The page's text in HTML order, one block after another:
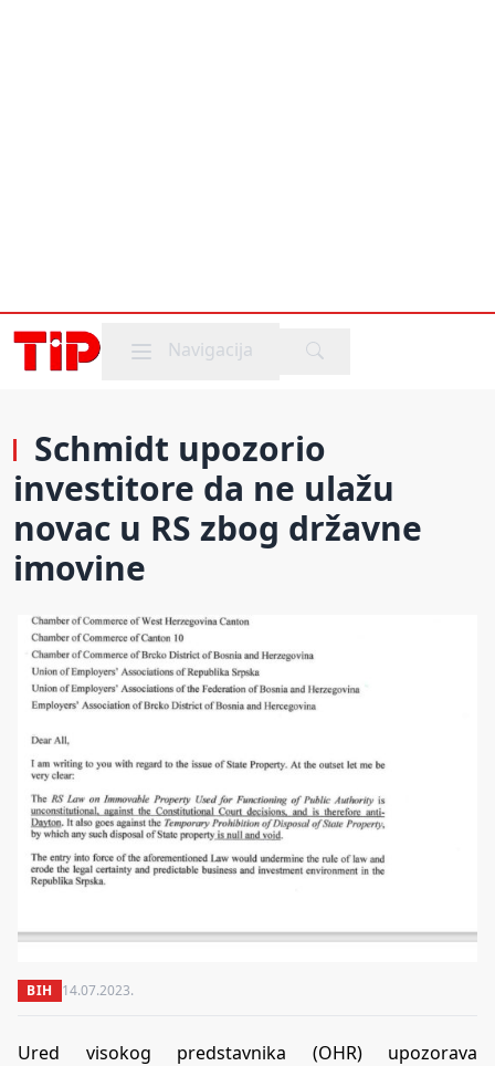
Mobile menu
Navigacija
Schmidt upozorio
investitore da ne ulažu
novac u RS zbog državne
imovine
BIH 14.07.2023.
Ured visokog predstavnika (OHR) upozorava